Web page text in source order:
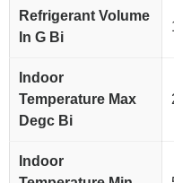
Refrigerant Volume
In G Bi
Indoor
Temperature Max
Degc Bi
Indoor